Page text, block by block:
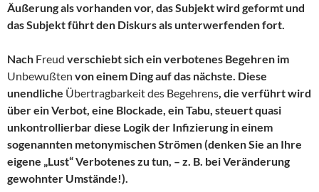
Äußerung als vorhanden vor, das Subjekt wird geformt und
das Subjekt führt den Diskurs als unterwerfenden fort.
Nach Freud verschiebt sich ein verbotenes Begehren im
Unbewußten von einem Ding auf das nächste. Diese
unendliche Übertragbarkeit des Begehrens, die verführt wird
über ein Verbot, eine Blockade, ein Tabu, steuert quasi
unkontrollierbar diese Logik der Infizierung in einem
sogenannten metonymischen Strömen (denken Sie an Ihre
eigene „Lust“ Verbotenes zu tun, – z. B. bei Veränderung
gewohnter Umstände!).